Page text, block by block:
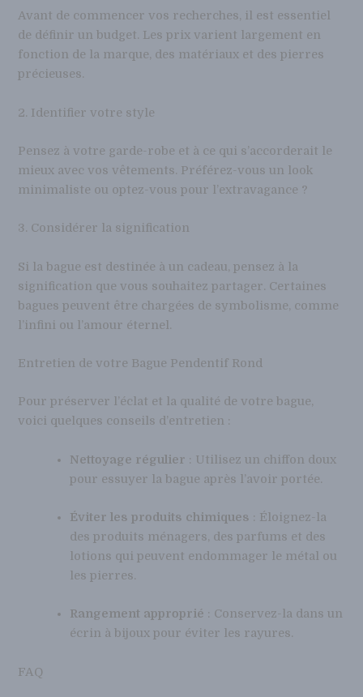
Avant de commencer vos recherches, il est essentiel
de définir un budget. Les prix varient largement en
fonction de la marque, des matériaux et des pierres
précieuses.
2. Identifier votre style
Pensez à votre garde-robe et à ce qui s’accorderait le
mieux avec vos vêtements. Préférez-vous un look
minimaliste ou optez-vous pour l’extravagance ?
3. Considérer la signification
Si la bague est destinée à un cadeau, pensez à la
signification que vous souhaitez partager. Certaines
bagues peuvent être chargées de symbolisme, comme
l’infini ou l’amour éternel.
Entretien de votre Bague Pendentif Rond
Pour préserver l’éclat et la qualité de votre bague,
voici quelques conseils d’entretien :
Nettoyage régulier : Utilisez un chiffon doux
pour essuyer la bague après l’avoir portée.
Éviter les produits chimiques : Éloignez-la
des produits ménagers, des parfums et des
lotions qui peuvent endommager le métal ou
les pierres.
Rangement approprié : Conservez-la dans un
écrin à bijoux pour éviter les rayures.
FAQ